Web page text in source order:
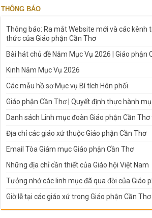
THÔNG BÁO
Thông báo: Ra mắt Website mới và các kênh
thức của Giáo phận Cần Thơ
Bài hát chủ đề Năm Mục Vụ 2026 | Giáo phận
Kinh Năm Mục Vụ 2026
Các mẫu hồ sơ Mục vụ Bí tích Hôn phối
Giáo phận Cần Thơ | Quyết định thực hành
Danh sách Linh mục đoàn Giáo phận Cần
Địa chỉ các giáo xứ thuộc Giáo phận Cần Thơ
Email Tòa Giám mục Giáo phận Cần Thơ
Những địa chỉ cần thiết của Giáo hội Việt Nam
Tưởng nhớ các linh mục đã qua đời của Giáo
Giờ lễ tại các giáo xứ trong Giáo phận Cần